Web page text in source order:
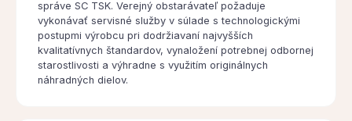
správe SC TSK. Verejný obstarávateľ požaduje
vykonávať servisné služby v súlade s technologickými
postupmi výrobcu pri dodržiavaní najvyšších
kvalitatívnych štandardov, vynaložení potrebnej odbornej
starostlivosti a výhradne s využitím originálnych
náhradných dielov.